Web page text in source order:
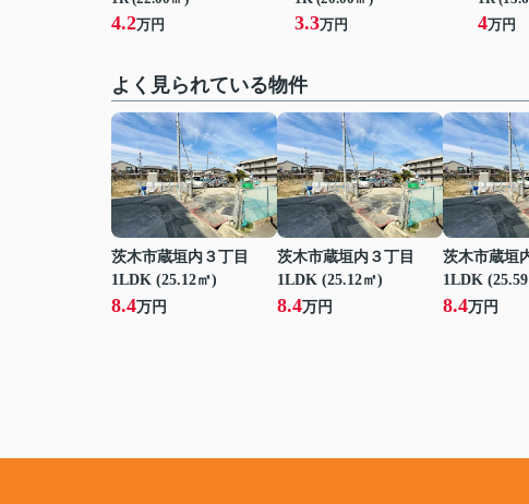
4.2万円 3.3万円 4万円
よく見られている物件
茨木市蔵垣内３丁目
1LDK (25.12㎡)
8.4万円
茨木市蔵垣内３丁目
1LDK (25.12㎡)
8.4万円
茨木市蔵垣
1LDK
8.4万円